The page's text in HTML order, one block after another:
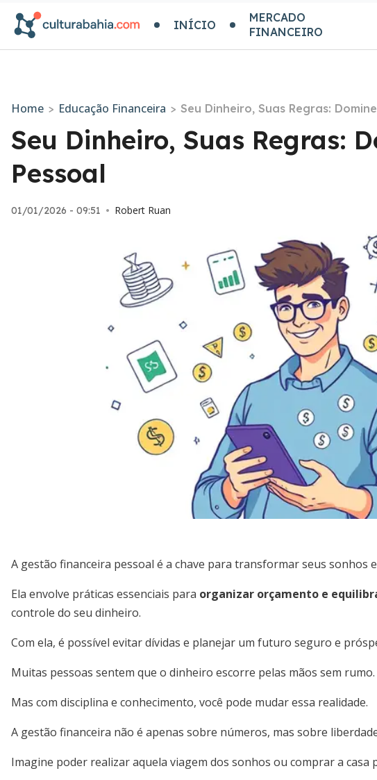
INÍCIO
MERCADO
FINANCEIRO
Home > Educação Financeira > Seu Dinheiro, Suas Regras:
Seu Dinheiro, Suas Regras:
Pessoal
01/01/2026 - 09:51 • Robert Ruan
A gestão financeira pessoal é a chave para transformar seus sonhos
Ela envolve práticas essenciais para organizar orçamento e
controle do seu dinheiro.
Com ela, é possível evitar dívidas e planejar um futuro seguro e
Muitas pessoas sentem que o dinheiro escorre pelas mãos sem rumo.
Mas com disciplina e conhecimento, você pode mudar essa realidade.
A gestão financeira não é apenas sobre números, mas sobre
Imagine poder realizar aquela viagem dos sonhos ou comprar a casa